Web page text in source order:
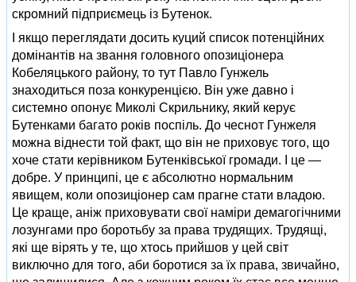
скромний підприємець із Бутенок.
І якщо переглядати досить куций список потенційних
домінантів на звання головного опозиціонера
Кобеляцького району, то тут Павло Гунжель
знаходиться поза конкуренцією. Він уже давно і
системно опонує Миколі Скрильнику, який керує
Бутенками багато років поспіль. До чеснот Гунжеля
можна віднести той факт, що він не приховує того, що
хоче стати керівником Бутенківської громади. І це —
добре. У принципі, це є абсолютно нормальним
явищем, коли опозиціонер сам прагне стати владою.
Це краще, аніж приховувати свої наміри демагогічними
лозунгами про боротьбу за права трудящих. Трудящі,
які ще вірять у те, що хтось прийшов у цей світ
виключно для того, аби боротися за їх права, звичайно,